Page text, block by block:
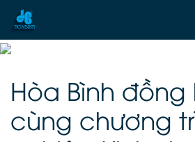
Hòa Bình đồng
cùng chương